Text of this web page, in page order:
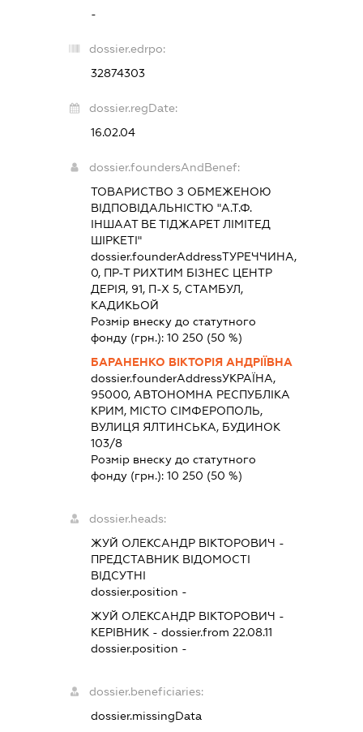
-
dossier.edrpo:
32874303
dossier.regDate:
16.02.04
dossier.foundersAndBenef:
ТОВАРИСТВО З ОБМЕЖЕНОЮ
ВІДПОВІДАЛЬНІСТЮ "А.Т.Ф.
ІНШААТ ВЕ ТІДЖАРЕТ ЛІМІТЕД
ШІРКЕТІ"
dossier.founderAddressТУРЕЧЧИНА,
0, ПР-Т РИХТИМ БІЗНЕС ЦЕНТР
ДЕРІЯ, 91, П-Х 5, СТАМБУЛ,
КАДИКЬОЙ
Розмір внеску до статутного
фонду (грн.): 10 250 (50 %)
БАРАНЕНКО ВІКТОРІЯ АНДРІЇВНА
dossier.founderAddressУКРАЇНА,
95000, АВТОНОМНА РЕСПУБЛІКА
КРИМ, МІСТО СІМФЕРОПОЛЬ,
ВУЛИЦЯ ЯЛТИНСЬКА, БУДИНОК
103/8
Розмір внеску до статутного
фонду (грн.): 10 250 (50 %)
dossier.heads:
ЖУЙ ОЛЕКСАНДР ВІКТОРОВИЧ -
ПРЕДСТАВНИКВІДОМОСТІ
ВІДСУТНІ
dossier.position -
ЖУЙ ОЛЕКСАНДР ВІКТОРОВИЧ -
КЕРІВНИК- dossier.from 22.08.11
dossier.position -
dossier.beneficiaries:
dossier.missingData